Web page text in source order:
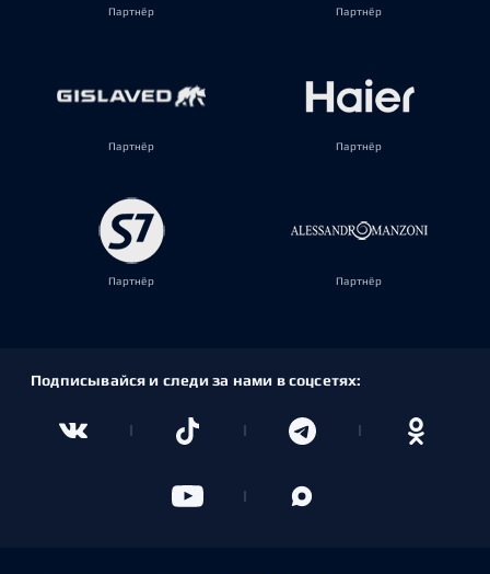
Партнёр Партнёр
Партнёр Партнёр
Партнёр Партнёр
Подписывайся и следи за нами в соцсетях: